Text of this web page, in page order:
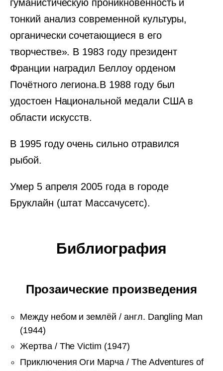
гуманистическую проникновенность и
тонкий анализ современной культуры,
органически сочетающиеся в его
творчестве». В 1983 году президент
Франции наградил Беллоу орденом
Почётного легиона.В 1988 году был
удостоен Национальной медали США в
области искусств.
В 1995 году очень сильно отравился
рыбой.
Умер 5 апреля 2005 года в городе
Бруклайн (штат Массачусетс).
Библиография
Прозаические произведения
Между небом и землёй / англ. Dangling Man
(1944)
Жертва / The Victim (1947)
Приключения Оги Марча / The Adventures of